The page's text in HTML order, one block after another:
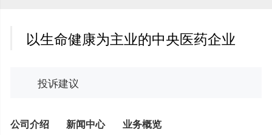
以生命健康为主业的中央医药企业
投诉建议
公司介绍
新闻中心
业务概览